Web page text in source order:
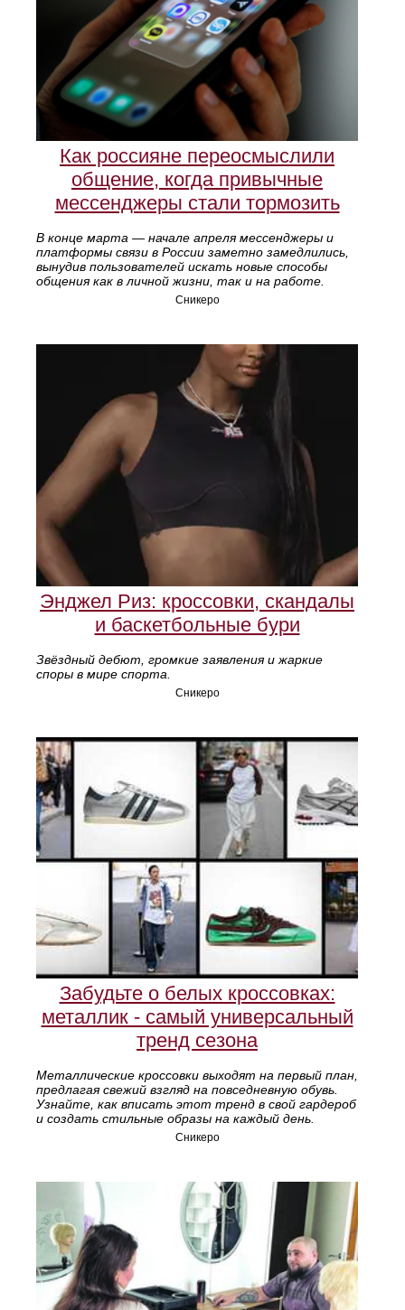
Как россияне переосмыслили
общение, когда привычные
мессенджеры стали тормозить
В конце марта — начале апреля мессенджеры и
платформы связи в России заметно замедлились,
вынудив пользователей искать новые способы
общения как в личной жизни, так и на работе.
Сникеро
Энджел Риз: кроссовки, скандалы
и баскетбольные бури
Звёздный дебют, громкие заявления и жаркие
споры в мире спорта.
Сникеро
Забудьте о белых кроссовках:
металлик - самый универсальный
тренд сезона
Металлические кроссовки выходят на первый план,
предлагая свежий взгляд на повседневную обувь.
Узнайте, как вписать этот тренд в свой гардероб
и создать стильные образы на каждый день.
Сникеро